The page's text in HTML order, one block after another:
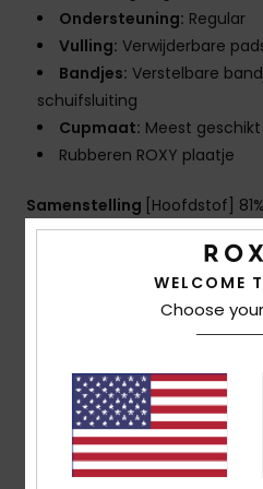
Ondersteuning: Regular
Vulling: Verwijderbare
Bandjes: Verstelbare
schuifsluiting
Cupmaat: Meest
Rubberen ROXY plaatje
Samenstelling [Hoofdstof]
elastaan
Bezorging en Retour
Reviews van klanten
WELCOME
Choose